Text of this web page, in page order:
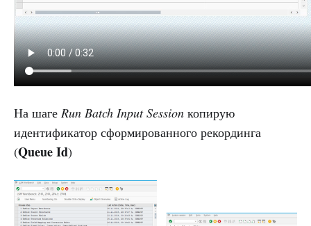
На шаге Run Batch Input Session копирую
идентификатор сформированного рекординга
(Queue Id)